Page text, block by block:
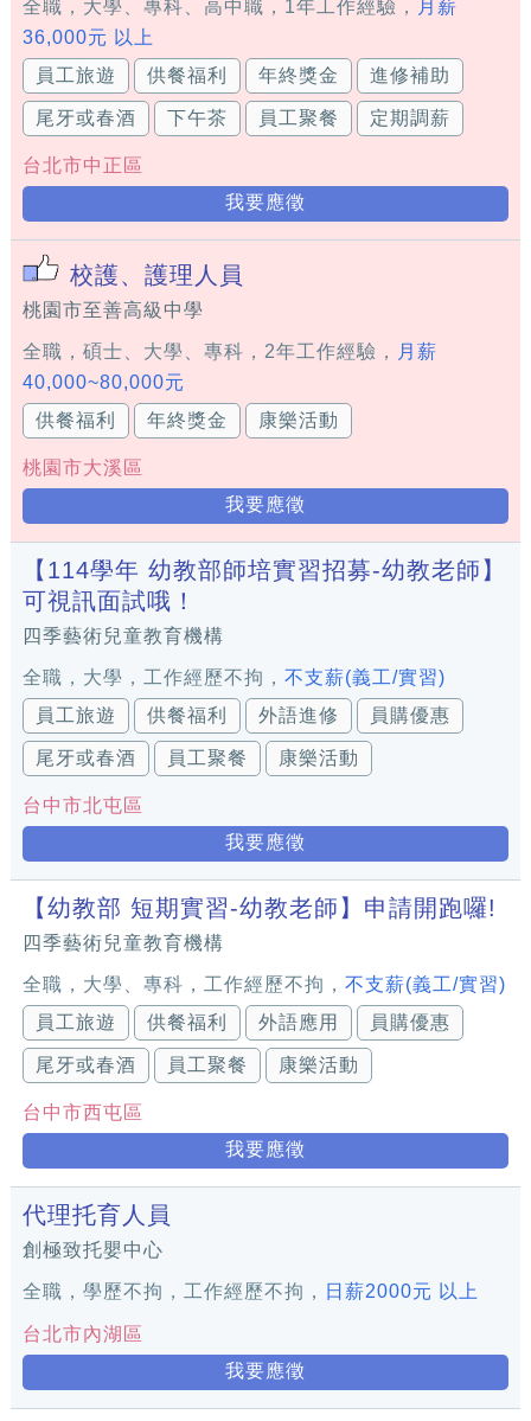
全職，大學、專科、高中職，1年工作經驗，
月薪
36,000元 以上
員工旅遊
供餐福利 年終獎金 進修補助
尾牙或春酒 下午茶 員工聚餐 定期調薪
台北市中正區
我要應徵
校護、護理人員
桃園市至善高級中學
全職，碩士、大學、專科，2年工作經驗，
月薪
40,000~80,000元
供餐福利
年終獎金 康樂活動
桃園市大溪區
我要應徵
【114學年 幼教部師培實習招募-幼教老師】
可視訊面試哦！
四季藝術兒童教育機構
全職，大學，工作經歷不拘， 不支薪(義工/實習)
員工旅遊
供餐福利 外語進修 員購優惠
尾牙或春酒 員工聚餐 康樂活動
台中市北屯區
我要應徵
【幼教部 短期實習-幼教老師】申請開跑囉!
四季藝術兒童教育機構
全職，大學、專科，工作經歷不拘， 不支薪(義工/實習)
員工旅遊
供餐福利 外語應用 員購優惠
尾牙或春酒 員工聚餐 康樂活動
台中市西屯區
我要應徵
代理托育人員
創極致托嬰中心
全職，學歷不拘，工作經歷不拘， 日薪2000元 以上
台北市內湖區
我要應徵